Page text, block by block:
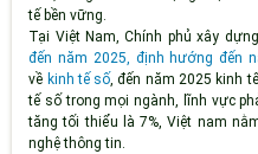
tế bền vững.
Tại Việt Nam, Chính phủ xây
đến năm 2025, định hướng đến
về kinh tế số, đến năm 2025 kinh
tế số trong mọi ngành, lĩnh vực
tăng tối thiểu là 7%, Việt nam
nghệ thông tin.